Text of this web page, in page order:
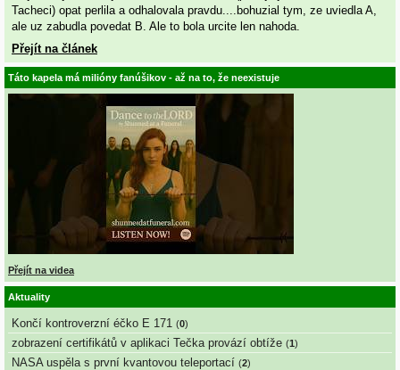
Tacheci) opat perlila a odhalovala pravdu....bohuzial tym, ze uviedla A,
ale uz zabudla povedat B. Ale to bola urcite len nahoda.
Přejít na článek
Táto kapela má milióny fanúšikov - až na to, že neexistuje
Přejít na videa
Aktuality
Končí kontroverzní éčko E 171 (0)
zobrazení certifikátů v aplikaci Tečka provází obtíže (1)
NASA uspěla s první kvantovou teleportací (2)